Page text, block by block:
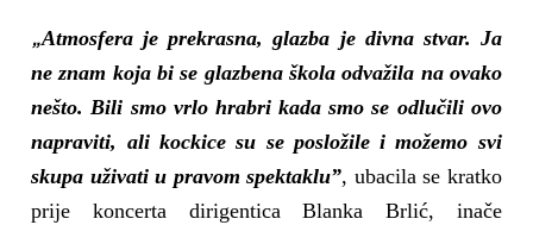
„Atmosfera je prekrasna, glazba je divna stvar. Ja
ne znam koja bi se glazbena škola odvažila na ovako
nešto. Bili smo vrlo hrabri kada smo se odlučili ovo
napraviti, ali kockice su se posložile i možemo svi
skupa uživati u pravom spektaklu”, ubacila se kratko
prije koncerta dirigentica Blanka Brlić, inače